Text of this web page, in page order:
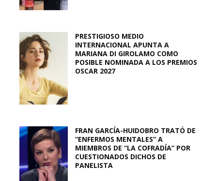
PRESTIGIOSO MEDIO
INTERNACIONAL APUNTA A
MARIANA DI GIROLAMO COMO
POSIBLE NOMINADA A LOS PREMIOS
OSCAR 2027
FRAN GARCÍA-HUIDOBRO TRATÓ DE
“ENFERMOS MENTALES” A
MIEMBROS DE “LA COFRADÍA” POR
CUESTIONADOS DICHOS DE
PANELISTA